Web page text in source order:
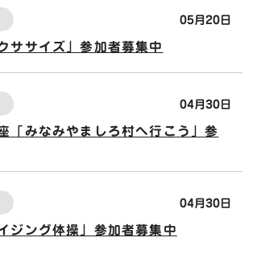
05月20日
ササイズ」参加者募集中
04月30日
「みなみやましろ村へ行こう」参
04月30日
ジング体操」参加者募集中